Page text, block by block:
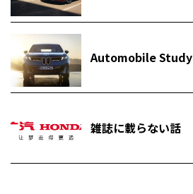
Automobile Study
雑誌に載らない話